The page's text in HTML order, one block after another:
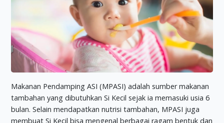
Makanan Pendamping ASI (MPASI) adalah sumber makanan
tambahan yang dibutuhkan Si Kecil sejak ia memasuki usia 6
bulan. Selain mendapatkan nutrisi tambahan, MPASI juga
membuat Si Kecil bisa mengenal berbagai ragam bentuk dan